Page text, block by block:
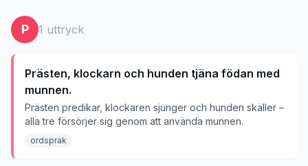
P 1 uttryck
Prästen, klockarn och hunden tjäna födan med
munnen.
Prästen predikar, klockaren sjunger och hunden skäller –
alla tre försörjer sig genom att använda munnen.
ordsprak